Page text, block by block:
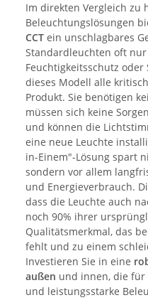
Im direkten Vergleich zu
Beleuchtungslösungen
CCT ein unschlagbares
Standardleuchten oft
Feuchtigkeitsschutz
dieses Modell alle
Produkt. Sie benötigen
müssen sich keine
und können die
eine neue Leuchte
in-Einem"-Lösung spart
sondern vor allem
und Energieverbrauch.
dass die Leuchte auch
noch 90% ihrer
Qualitätsmerkmal, das
fehlt und zu einem
Investieren Sie in eine
außen und innen, die für
und leistungsstarke